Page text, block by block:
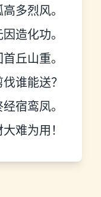
多烈风。
造化功。
丘山重。
谁能送？
宿鸾凤。
难为用！